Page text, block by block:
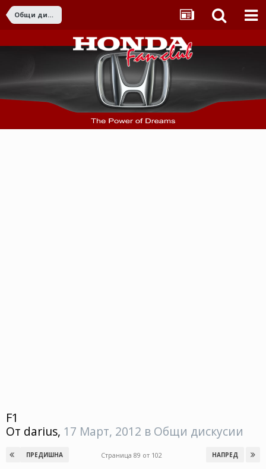
Общи дискусии
F1
От darius, 17 Март, 2012 в Общи дискусии
ПРЕДИШНА НАПРЕД
Страница 89 от 102